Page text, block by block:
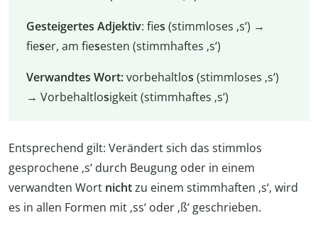
Gesteigertes Adjektiv: fies (stimmloses ‚s‘) →
fieser, am fiesesten (stimmhaftes ‚s‘)
Verwandtes Wort:vorbehaltlos (stimmloses ‚s‘)
→ Vorbehaltlosigkeit (stimmhaftes ‚s‘)
Entsprechend gilt: Verändert sich das stimmlos
gesprochene ‚s‘ durch Beugung oder in einem
verwandten Wort nichtzu einem stimmhaften ‚s‘, wird
es in allen Formen mit ‚ss‘ oder ‚ß‘ geschrieben.